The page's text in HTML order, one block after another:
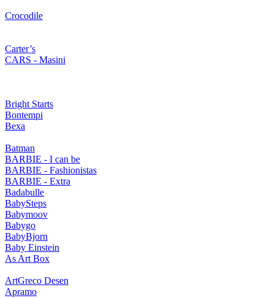
Crocodile
Carter’s
CARS - Masini
Bright Starts
Bontempi
Bexa
Batman
BARBIE - I can be
BARBIE - Fashionistas
BARBIE - Extra
Badabulle
BabySteps
Babymoov
Babygo
BabyBjorn
Baby Einstein
As Art Box
ArtGreco Desen
Apramo